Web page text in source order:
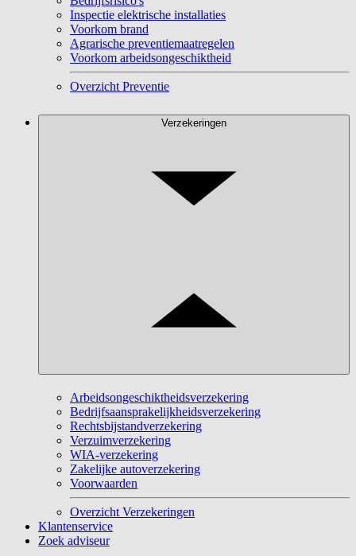
Inspectie elektrische installaties
Voorkom brand
Agrarische preventiemaatregelen
Voorkom arbeidsongeschiktheid
Overzicht Preventie
Verzekeringen
Arbeidsongeschiktheidsverzekering
Bedrijfsaansprakelijkheidsverzekering
Rechtsbijstandverzekering
Verzuimverzekering
WIA-verzekering
Zakelijke autoverzekering
Voorwaarden
Overzicht Verzekeringen
Klantenservice
Zoek adviseur